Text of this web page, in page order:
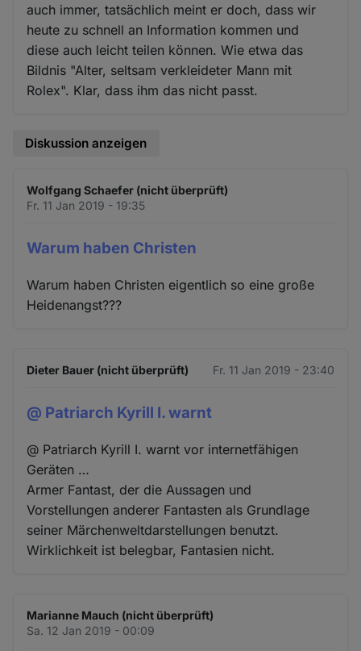
auch immer, tatsächlich meint er doch, dass wir
heute zu schnell an Information kommen und
diese auch leicht teilen können. Wie etwa das
Bildnis "Alter, seltsam verkleideter Mann mit
Rolex". Klar, dass ihm das nicht passt.
Diskussion anzeigen
Wolfgang Schaefer (nicht überprüft)
Fr. 11 Jan 2019 - 19:35
Warum haben Christen
Warum haben Christen eigentlich so eine große
Heidenangst???
Dieter Bauer (nicht überprüft) Fr. 11 Jan 2019 - 23:40
@ Patriarch Kyrill I. warnt
@ Patriarch Kyrill I. warnt vor internetfähigen
Geräten …
Armer Fantast, der die Aussagen und
Vorstellungen anderer Fantasten als Grundlage
seiner Märchenweltdarstellungen benutzt.
Wirklichkeit ist belegbar, Fantasien nicht.
Marianne Mauch (nicht überprüft)
Sa. 12 Jan 2019 - 00:09